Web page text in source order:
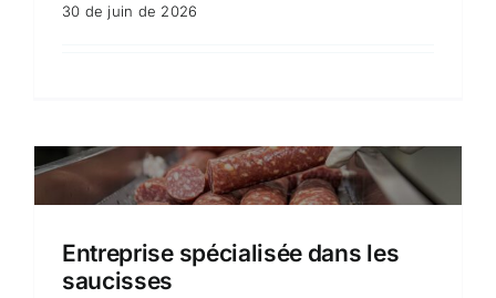
30 de juin de 2026
Entreprise spécialisée dans les
saucisses